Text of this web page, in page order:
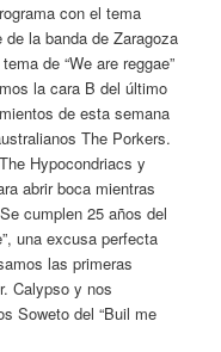
con el tema
de la banda de Zaragoza
de “We are reggae”
la cara B del último
de esta semana
The Porkers.
Hypocondriacs y
abrir boca mientras
cumplen 25 años del
una excusa perfecta
las primeras
Calypso y nos
Soweto del “Buil me